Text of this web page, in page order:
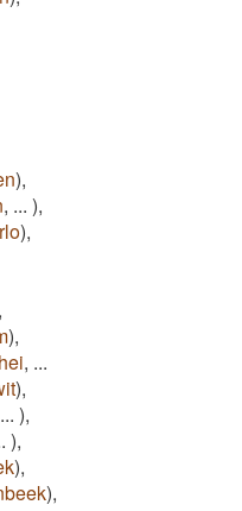
),
, ... ),
),
,
),
, ...
),
... ),
),
),
),